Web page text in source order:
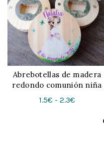
CONFIGURAR
Abrebotellas de madera
redondo comunión niña
1.5€ - 2.3€
precios: